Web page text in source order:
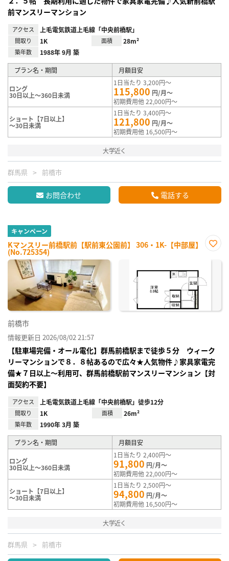
前マンスリーマンション
アクセス 上毛電気鉄道上毛線「中央前橋駅」
間取り 1K 面積 28m²
築年数 1988年 9月 築
プラン名・期間 月額目安
ロング
30日以上～360日未満
1日当たり 3,200円～
115,800 円/月～
初期費用他 22,000円～
ショート【7日以上】
～30日未満
1日当たり 3,400円～
121,800 円/月～
初期費用他 16,500円～
大学近く
群馬県 前橋市
お問合わせ 電話する
キャンペーン
Kマンスリー前橋駅前【駅前東公園前】 306・1K-【中部屋】
(No.725354)
に入
前橋市
情報更新日 2026/08/02 21:57
【駐車場完備・オール電化】群馬前橋駅まで徒歩５分 ウィーク
リーマンションで８．８帖あるので広々★人気物件♪家具家電完
備★７日以上～利用可、群馬前橋駅前マンスリーマンション【対
面契約不要】
アクセス 上毛電気鉄道上毛線「中央前橋駅」徒歩12分
間取り 1K 面積 26m²
築年数 1990年 3月 築
プラン名・期間 月額目安
ロング
30日以上～360日未満
1日当たり 2,400円～
91,800 円/月～
初期費用他 22,000円～
ショート【7日以上】
～30日未満
1日当たり 2,500円～
94,800 円/月～
初期費用他 16,500円～
大学近く
群馬県 前橋市